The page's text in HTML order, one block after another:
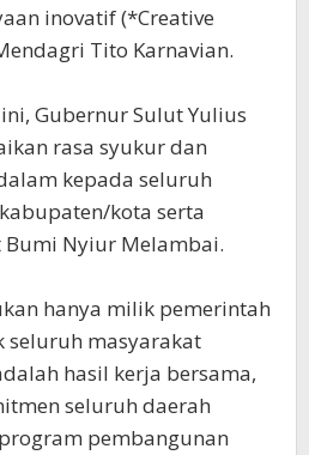
inovatif (*Creative
Tito Karnavian.
Gubernur Sulut Yulius
rasa syukur dan
kepada seluruh
kota serta
Nyiur Melambai.
hanya milik pemerintah
masyarakat
hasil kerja bersama,
seluruh daerah
pembangunan